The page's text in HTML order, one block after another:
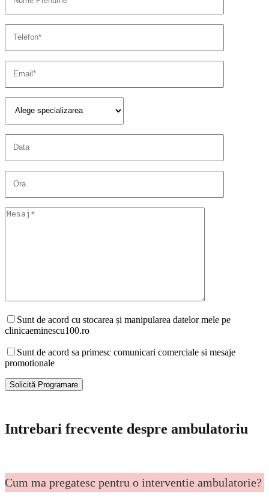
Sunt de acord cu stocarea și manipularea datelor mele pe
clinicaeminescu100.ro
Sunt de acord sa primesc comunicari comerciale si mesaje
promotionale
Intrebari frecvente despre ambulatoriu
Cum ma pregatesc pentru o interventie ambulatorie?